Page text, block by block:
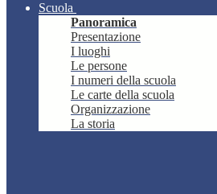
Scuola
Panoramica
Presentazione
I luoghi
Le persone
I numeri della scuola
Le carte della scuola
Organizzazione
La storia